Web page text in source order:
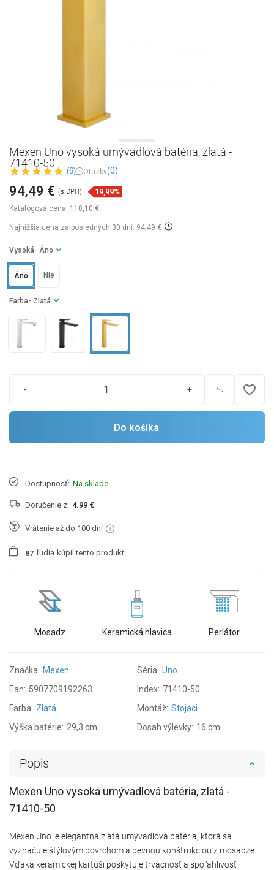
Mexen Uno vysoká umývadlová batéria, zlatá -
71410-50
(6) Otázky(0)
Katalógová cena: 118,10 €
94,49 € (s DPH) 19,99%
Najnižšia cena za posledných 30 dní: 94,49 €
Farba - Zlatá
Vysoká - Áno
Nie
Áno
- + favorite_border
Do košíka
Dostupnosť: Na sklade
Doručenie z: 4.99 €
Vrátenie až do 100 dní
87 ľudia kúpil tento produkt.
Mosadz Keramická hlavica Perlátor
Značka: Mexen Séria: Uno
Ean: 5907709192263 Index: 71410-50
Farba: Zlatá Montáž: Stojaci
Výška batérie: 29,3 cm Dosah výlevky: 16 cm
Popis
Mexen Uno vysoká umývadlová batéria, zlatá -
71410-50
Mexen Uno je elegantná zlatá umývadlová batéria, ktorá sa
vyznačuje štýlovým povrchom a pevnou konštrukciou z mosadze.
Vďaka keramickej kartuši poskytuje trvácnosť a spoľahlivosť